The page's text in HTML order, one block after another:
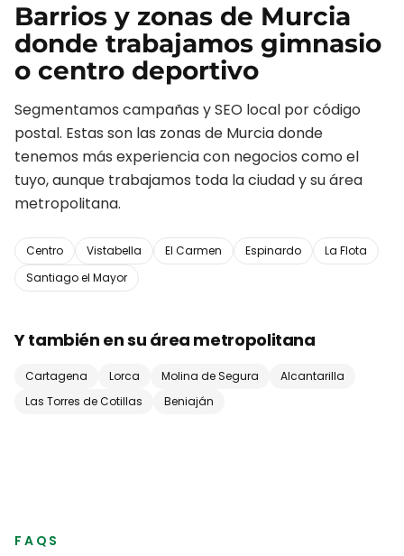
Barrios y zonas de Murcia
donde trabajamos gimnasio
o centro deportivo
Segmentamos campañas y SEO local por código
postal. Estas son las zonas de Murciadonde
tenemos más experiencia con negocios como el
tuyo, aunque trabajamos toda la ciudad y su área
metropolitana.
Centro Vistabella El Carmen Espinardo
La Flota
Santiago el Mayor
Y también en su área metropolitana
Cartagena Lorca Molina de Segura
Alcantarilla
Las Torres de Cotillas
Beniaján
FAQS